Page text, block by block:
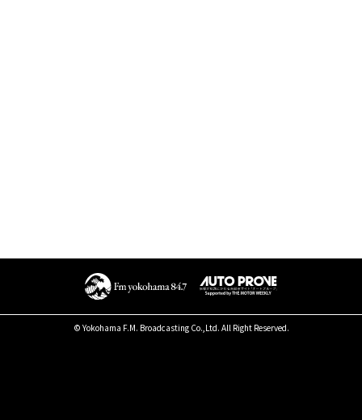
© Yokohama F.M. Broadcasting Co.,Ltd. All Right Reserved.